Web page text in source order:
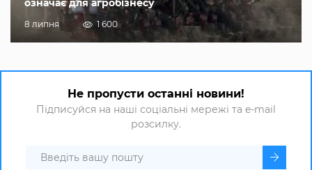
означає для агробізнесу
8 липня 1 600
Не пропусти останні новини!
Підписуйся на наші соціальні мережі та e-mail
розсилку.